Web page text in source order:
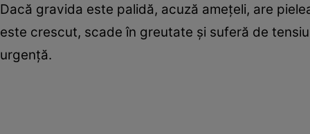
Dacă gravida este palidă, acuză ameţeli, are
este crescut, scade în greutate şi suferă de
urgenţă.